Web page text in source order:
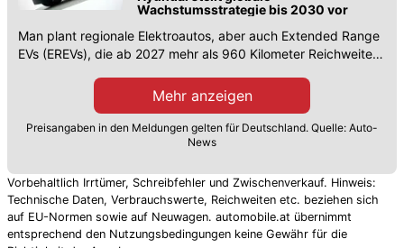
Wachstumsstrategie bis 2030 vor
Man plant regionale Elektroautos, aber auch Extended Range
EVs (EREVs), die ab 2027 mehr als 960 Kilometer Reichweite
Mehr anzeigen
Preisangaben in den Meldungen gelten für Deutschland. Quelle: Auto-
News
Vorbehaltlich Irrtümer, Schreibfehler und Zwischenverkauf. Hinweis:
Technische Daten, Verbrauchswerte, Reichweiten etc. beziehen sich
auf EU-Normen sowie auf Neuwagen. automobile.at übernimmt
entsprechend den Nutzungsbedingungen keine Gewähr für die